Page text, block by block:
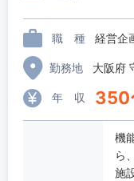
職 種 経営企
勤務地 大阪府
年 収 350
機
ら、
施